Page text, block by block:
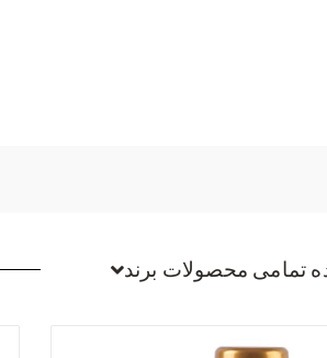
تمامی محصولات برند